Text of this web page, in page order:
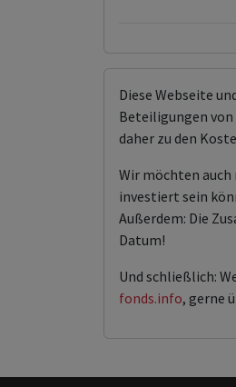
Diese Webseite
Beteiligungen von
daher zu den
Wir möchten
investiert sein
Außerdem: Die
Datum!
Und schließlich:
fonds.info, gerne